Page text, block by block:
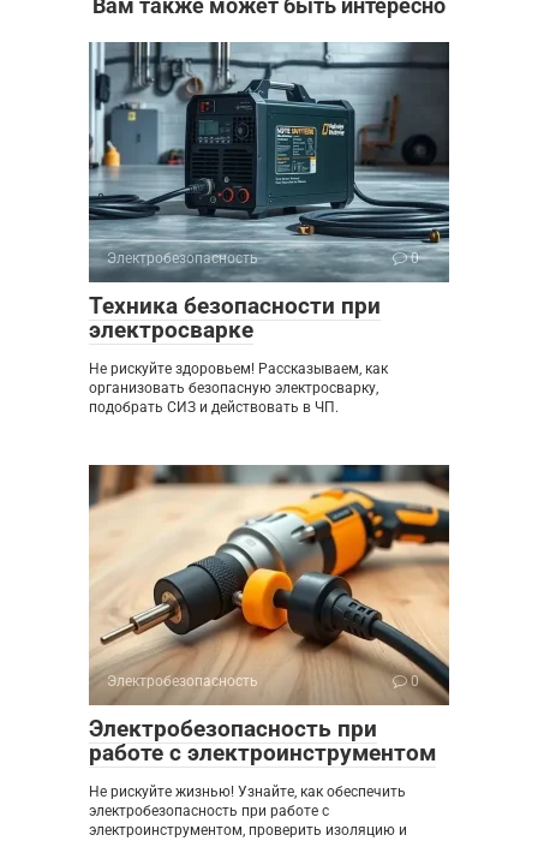
Вам также может быть интересно
Электробезопасность 0
Техника безопасности при
электросварке
Не рискуйте здоровьем! Рассказываем, как
организовать безопасную электросварку,
подобрать СИЗ и действовать в ЧП.
Электробезопасность 0
Электробезопасность при
работе с электроинструментом
Не рискуйте жизнью! Узнайте, как обеспечить
электробезопасность при работе с
электроинструментом, проверить изоляцию и